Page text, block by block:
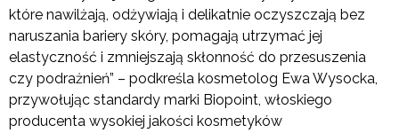
które nawilżają, odżywiają i delikatnie oczyszczają bez
naruszania bariery skóry, pomagają utrzymać jej
elastyczność i zmniejszają skłonność do przesuszenia
czy podrażnień” – podkreśla kosmetolog Ewa Wysocka,
przywołując standardy marki Biopoint, włoskiego
producenta wysokiej jakości kosmetyków